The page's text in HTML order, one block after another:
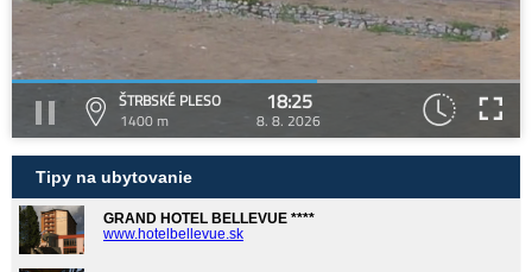
ŠTRBSKÉ PLESO
1400 m
18:25
8. 8. 2026
Tipy na ubytovanie
GRAND HOTEL BELLEVUE ****
www.hotelbellevue.sk